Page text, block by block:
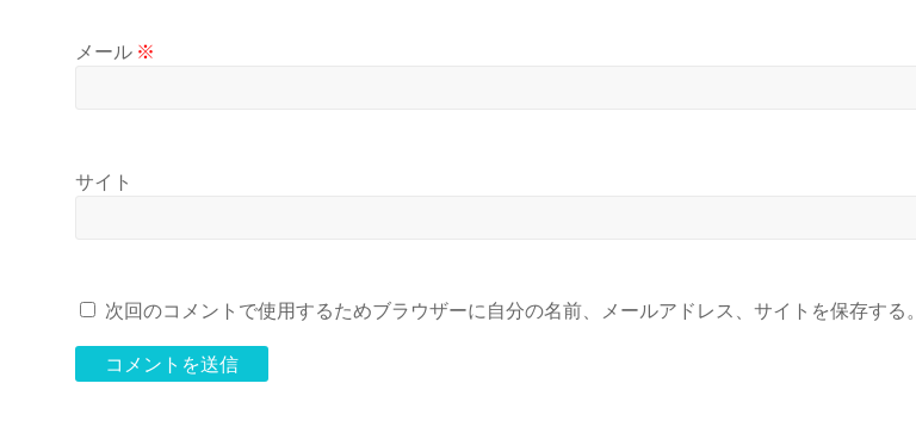
メール ※
サイト
次回のコメントで使用するためブラウザーに自分の名前、メールアドレス、サイトを保存する。